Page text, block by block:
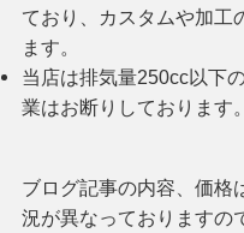
ており、カスタムや加工
ます。
当店は排気量250cc以下
業はお断りしております。
ブログ記事の内容、価格
況が異なっておりますの